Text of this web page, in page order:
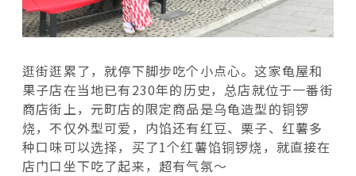
逛街逛累了，就停下脚步吃个小点心。这家龟屋和
果子店在当地已有230年的历史，总店就位于一番街
商店街上，元町店的限定商品是乌龟造型的铜锣
烧，不仅外型可爱，内馅还有红豆、栗子、红薯多
种口味可以选择，买了1个红薯馅铜锣烧，就直接在
店门口坐下吃了起来，超有气氛～